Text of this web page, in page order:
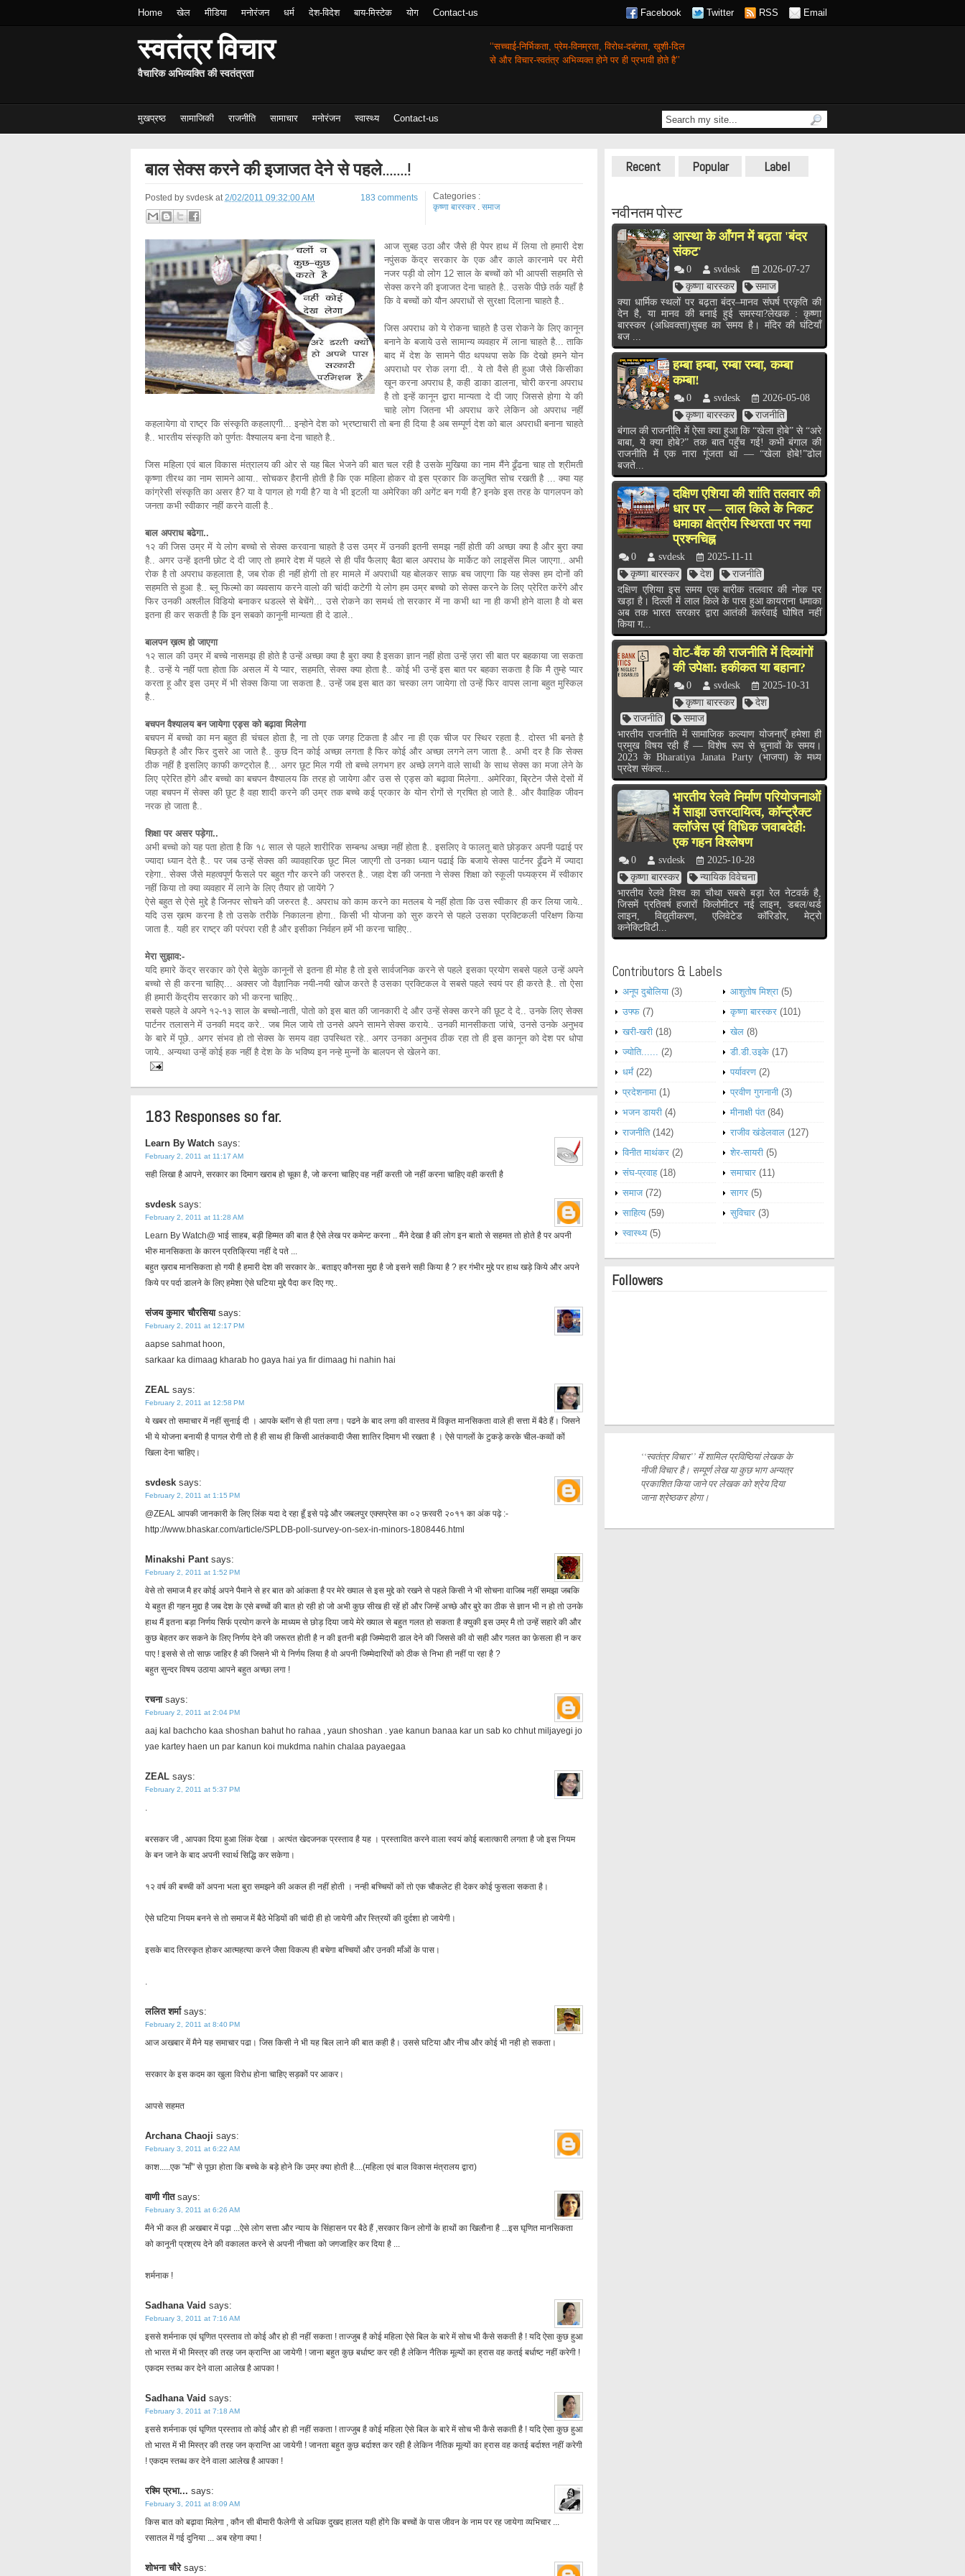
Home खेल मीडिया मनोरंजन धर्म देश-विदेश बाय-मिस्टेक योग Contact-us Facebook Twitter RSS Email
स्वतंत्र विचार
वैचारिक अभिव्यक्ति की स्वतंत्रता
‘‘सच्चाई-निर्भिकता, प्रेम-विनम्रता, विरोध-दबंगता,खुशी-दिल
से और विचार-स्वतंत्र अभिव्यक्त होने पर ही प्रभावी होते है’’
मुखप्रष्ठ सामाजिकी राजनीति सामाचार मनोरंजन स्वास्थ्य Contact-us
बाल सेक्स करने की इजाजत देने से पहले.......!
Posted by svdesk at2/02/2011 09:32:00 AM 183 comments
Categories :
कृष्णा बारस्कर. समाज
आज सुबह उठा और जैसे ही पेपर हाथ में लिया तो हमारी देश
नपुंसक केंद्र सरकार के एक और काले कारनामे पर मेरी
नजर पड़ी वो लोग 12 साल के बच्‍चों को भी आपसी सहमति से
सेक्‍स करने की इजाजत देना चाहते है.. उसके पीछे तर्क यहाँ है
कि वे बच्‍चों को यौन अपराधों से सुरक्षा दिलाना चाहते है..
जिस अपराध को ये रोकना चाहते है उस रोकने के लिए कानून
बनाने के बजाये उसे सामान्य व्यवहार में लाना चाहते है... ताकि
बाद में देश के सामने पीठ थपथपा सके कि देखो हमने योन
अपराधो पर रोक लगा दी.. ये तो वैसे ही हुआ जैसे किसीका
खून करना अपराध है, कही डाका डालना, चोरी करना अपराध
है तो इन्हें कानून द्वारा मान्यता दे दी जाए जिससे होगा ये की
चाहे लोग जितना भी अपराध करे लेकिन ओ अपराध नहीं
कहलायेगा वो राष्ट्र कि संस्कृति कहलाएगी... इन्होने देश को भ्रष्टाचारी तो बना ही दिया है अब सम्पूर्ण देश को बाल अपराधी बनाना चाहते
है.. भारतीय संस्कृति को पुर्णतः वैश्यालय बना देना चाहते है..
जिस महिला एवं बाल विकास मंत्रालय की ओर से यह बिल भेजने की बात चल रही है उसके मुखिया का नाम मैंने ढूँढना चाह तो श्रीमती
कृष्णा तीरथ का नाम सामने आया.. सोचकर हैरानी होती है कि एक महिला होकर वो इस प्रकार कि कलुषित सोच रखती है ... क्या यह
कांग्रेसी संस्कृति का असर है? या वे पागल हो गयी है? या वे भी इटली या अमेरिका की अगेंट बन गयी है? इनके इस तरह के पागलपन को
जनता कभी स्वीकार नहीं करने वाली है..
बाल अपराध बढेगा..
१२ की जिस उम्र में ये लोग बच्चो से सेक्स करवाना चाहते है उस उम्र में उनकी इतनी समझ नहीं होती की अच्छा क्या है और बुरा क्या
है.. अगर उन्हें इतनी छोट दे दी जाए तो हमारे देश में पहले से ही पाँव फैलाए बैठा बाल अपराध के मार्केट को लाइसेंस मिल जाएगा.. अभी
रोक है तो अपराध कहलाता है, जब रोक ही नहीं होगी तो हर मामले में अपराधी यह बोलकर साफ़ बच जाएगा कि यह सेक्स हम दोनों की
सहमति से हुआ है.. ब्लू फिल्मो का व्यवसाय करने वालो की चांदी कटेगी ये लोग हम उम्र बच्चो को सेक्स करने के लिए प्रेरित करेंगे और
फिर उनकी अश्लील विडियो बनाकर धडल्ले से बेचेंगे... उसे रोकने का समर्थ तो सरकार में ना कभी था ना ही कभी होने वाला है वो बस
इतना ही कर सकती है कि इन सबको कानूनी मान्यता ही दे डाले..
बालपन ख़त्म हो जाएगा
१२ साल की उम्र में बच्चे नासमझ ही होते है उन्हें अच्छा क्या है बुरा क्या है इसका ज्ञान नहीं होता उन्हें ज़रा सी बात पर बहकाया जा सकता
है.. उन्हें ये नहीं पता होता कि असल में ये प्यार, सहमति, सेक्स क्या होता है.. कोई भी उन्हें इस बात पर बहका सकता है कि मै तुम्हे प्यार
करता हू और इस उम्र में भी सेक्स किया जा सकता है.. उन्हें जब इस बात का चस्का लग जायेगा तो उन्हें फिर वापस लाना बहुत मुस्किल
है..
बचपन वैश्यालय बन जायेगा एड्स को बढ़ावा मिलेगा
बचपन में बच्चो का मन बहुत ही चंचल होता है, ना तो एक जगह टिकता है और ना ही एक चीज पर स्थिर रहता है.. दोस्त भी बनते है
बिछड़ते है और फिर दुसरे आ जाते है.. कुछ दिन कोई अच्छा लगता है फिर कोई और अच्छा लगने लग जाता है.. अभी दर है कि सेक्स
ठीक नहीं है इसलिए काफी कण्ट्रोल है... अगर छूट मिल गयी तो बच्चे लगभग हर अच्छे लगने वाले साथी के साथ सेक्स का मजा लेने के
लिए प्रेरित होंगे और बच्चो का बचपन वैश्यालय कि तरह हो जायेगा और उस से एड्स को बढ़ावा मिलेगा.. अमेरिका, ब्रिटेन जैसे देसों में
जहा बचपन में सेक्स की छूट है वहा शादी करने की उम्र तक बच्चे कई प्रकार के योन रोगों से ग्रषित हो जाते है.. और वैवाहिक जीवन
नरक हो जाता है..
शिक्षा पर असर पड़ेगा..
अभी बच्चो को यह पता होता है कि १८ साल से पहले शारीरिक सम्बन्ध अच्छा नहीं होता है.. इसलिए वे फालतू बाते छोड़कर अपनी पढाई पर
ज्यादा ध्यान देते है.. पर जब उन्हें सेक्स की व्यावहारिक छूट मिल जाएगी तो उनका ध्यान पढाई कि बजाये सेक्स पार्टनर ढूँढने में ज्यादा
रहेगा.. सेक्स जैसे महत्वपूर्ण फैसले पर बहुत गौर करने की जरुरत है.. जहा देश की जनता ने सेक्स शिक्षा को स्कूली पध्यक्रम में स्वीकार
नहीं किया तो क्या व्यवहार में लाने के लिए तैयार हो जायेंगे ?
ऐसे बहुत से ऐसे मुद्दे है जिनपर सोचने की जरुरत है.. अपराध को काम करने का मतलब ये नहीं होता कि उस स्वीकार ही कर लिया जाये..
यदि उस ख़त्म करना है तो उसके तरीके निकालना होगा.. किसी भी योजना को सुरु करने से पहले उसका प्रक्टिकली परिक्षण किया
जाता है.. यही हर राष्ट्र की परंपरा रही है और इसीका निर्वहन हमें भी करना चाहिए..
मेरा सुझाव:-
यदि हमारे केंद्र सरकार को ऐसे बेतुके कानूनों से इतना ही मोह है तो इसे सार्वजनिक करने से पहले इसका प्रयोग सबसे पहले उन्हें अपने
बच्चो से ही करना चाहिए... अक्सर जो वैज्ञानिक नयी-नयी खोज करते है उसका प्रक्टिकल वे सबसे पहले स्वयं पर ही करते है.. तो ऐसा
ही हमारी केंद्रीय सरकार को भी करना चाहिए..
सबसे पहले वे अपने १२-१३ साल के बच्चो-नाती, पोतो को इस बात की जानकारी दे और उन्हें सेक्स करने की छूट दे दे.. उनके लिए सेक्स
पार्टनर तलासने में उनकी मदद करे.. जब मिल जाये तो उनसे अपने सामने सेक्स कराये.. उनकी मानसीकता जांचे, उनसे उनके अनुभव
के बारे में पूछे.. अगर संभव हो तो सेक्स के समय वहा उपस्थित रहे.. अगर उनका अनुभव ठीक रहा तो ही इस कानून को देश पर धोपा
जाये.. अन्यथा उन्हें कोई हक नहीं है देश के के भविष्य इन नन्हे मुन्नों के बालपन से खेलने का.
183 Responses so far.
Learn By Watch says:
February 2, 2011 at 11:17 AM
सही लिखा है आपने, सरकार का दिमाग खराब हो चूका है, जो करना चाहिए वह नहीं करती जो नहीं करना चाहिए वही करती है
svdesk says:
February 2, 2011 at 11:28 AM
Learn By Watch@ भाई साहब, बड़ी हिम्मत की बात है ऐसे लेख पर कमेन्ट करना .. मैंने देखा है की लोग इन बातो से सहमत तो होते है पर अपनी
भीरु मानसिकता के कारन प्रतिक्रिया नहीं दे पते ...
बहुत ख़राब मानसिकता हो गयी है हमारी देश की सरकार के.. बताइए कौनसा मुद्दा है जो इसने सही किया है ? हर गंभीर मुद्दे पर हाथ खड़े किये और अपने
किये पर पर्दा डालने के लिए हमेशा ऐसे घटिया मुद्दे पैदा कर दिए गए..
संजय कुमार चौरसिया says:
February 2, 2011 at 12:17 PM
aapse sahmat hoon,
sarkaar ka dimaag kharab ho gaya hai ya fir dimaag hi nahin hai
ZEAL says:
February 2, 2011 at 12:58 PM
ये खबर तो समाचार में नहीं सुनाई दी । आपके ब्लॉग से ही पता लगा। पढने के बाद लगा की वास्तव में विकृत मानसिकता वाले ही सत्ता में बैठे हैं। जिसने
भी ये योजना बनायी है पागल रोगी तो है ही साथ ही किसी आतंकवादी जैसा शातिर दिमाग भी रखता है । ऐसे पागलों के टुकड़े करके चील-कव्वों कों
खिला देना चाहिए।
svdesk says:
February 2, 2011 at 1:15 PM
@ZEAL आपकी जानकारी के लिए लिंक यदा दे रहा हूँ इसे पढ़े और जबलपुर एक्सप्रेस का ०२ फ़रवरी २०११ का अंक पढ़े :-
http://www.bhaskar.com/article/SPLDB-poll-survey-on-sex-in-minors-1808446.html
Minakshi Pant says:
February 2, 2011 at 1:52 PM
वेसे तो समाज मै हर कोई अपने पैमाने से हर बात को आंकता है पर मेरे ख्याल से इस मुद्दे को रखने से पहले किसी ने भी सोचना वाजिब नहीं समझा जबकि
ये बहुत ही गहन मुद्दा है जब देश के एसे बच्चों की बात हो रही हो जो अभी कुछ सीख ही रहें हों और जिन्हें अच्छे और बुरे का ठीक से ज्ञान भी न हो तो उनके
हाथ मैं इतना बड़ा निर्णय सिर्फ प्रयोग करने के माध्यम से छोड़ दिया जाये मेरे ख्याल से बहुत गलत हो सकता है क्युकी इस उम्र मै तो उन्हें सहारे की और
कुछ बेहतर कर सकने के लिए निर्णय देने की जरूरत होती है न की इतनी बड़ी जिम्मेदारी डाल देने की जिससे की वो सही और गलत का फ़ेसला ही न कर
पाए ! इससे से तो साफ़ जाहिर है की जिसने भी ये निर्णय लिया है वो अपनी जिम्मेदारियों को ठीक से निभा ही नहीं पा रहा है ?
बहुत सुन्दर विषय उठाया आपने बहुत अच्छा लगा !
रचना says:
February 2, 2011 at 2:04 PM
aaj kal bachcho kaa shoshan bahut ho rahaa , yaun shoshan . yae kanun banaa kar un sab ko chhut miljayegi jo
yae kartey haen un par kanun koi mukdma nahin chalaa payaegaa
ZEAL says:
February 2, 2011 at 5:37 PM
.
बरसकर जी , आपका दिया हुआ लिंक देखा । अत्यंत खेदजनक प्रस्ताव है यह । प्रस्तावित करने वाला स्वयं कोई बलात्कारी लगता है जो इस नियम
के बन जाने के बाद अपनी स्वार्थ सिद्धि कर सकेगा।
१२ वर्ष की बच्ची कों अपना भला बुरा समझने की अकल ही नहीं होती । नन्ही बच्चियों कों तो एक चौकलेट ही देकर कोई फुसला सकता है।
ऐसे घटिया नियम बनने से तो समाज में बैठे भेडियों की चांदी ही हो जायेगी और स्त्रियों की दुर्दशा हो जायेगी।
इसके बाद तिरस्कृत होकर आत्महत्या करने जैसा विकल्प ही बचेगा बच्चियों और उनकी माँओं के पास।
.
ललित शर्मा says:
February 2, 2011 at 8:40 PM
आज अखबार में मैने यह समाचार पढा। जिस किसी ने भी यह बिल लाने की बात कही है। उससे घटिया और नीच और कोई भी नही हो सकता।
सरकार के इस कदम का खुला विरोध होना चाहिए सड़कों पर आकर।
आपसे सहमत
Archana Chaoji says:
February 3, 2011 at 6:22 AM
काश.....एक "माँ" से पूछा होता कि बच्चे के बड़े होने कि उम्र क्या होती है....(महिला एवं बाल विकास मंत्रालय द्वारा)
वाणी गीत says:
February 3, 2011 at 6:26 AM
मैंने भी कल ही अखबार में पढ़ा ...ऐसे लोग सत्ता और न्याय के सिंहासन पर बैठे हैं ,सरकार किन लोगों के हाथों का खिलौना है ...इस घृणित मानसिकता
को कानूनी प्रश्रय देने की वकालत करने से अपनी नीचता को जगजाहिर कर दिया है ...
शर्मनाक !
Sadhana Vaid says:
February 3, 2011 at 7:16 AM
इससे शर्मनाक एवं घृणित प्रस्ताव तो कोई और हो ही नहीं सकता ! ताज्जुब है कोई महिला ऐसे बिल के बारे में सोच भी कैसे सकती है ! यदि ऐसा कुछ हुआ
तो भारत में भी मिस्त्र की तरह जन क्रान्ति आ जायेगी ! जाना बहुत कुछ बर्धाष्ट कर रही है लेकिन नैतिक मूल्यों का ह्रास वह कतई बर्धाष्ट नहीं करेगी !
एकदम स्तब्ध कर देने वाला आलेख है आपका !
Sadhana Vaid says:
February 3, 2011 at 7:18 AM
इससे शर्मनाक एवं घृणित प्रस्ताव तो कोई और हो ही नहीं सकता ! ताज्जुब है कोई महिला ऐसे बिल के बारे में सोच भी कैसे सकती है ! यदि ऐसा कुछ हुआ
तो भारत में भी मिस्त्र की तरह जन क्रान्ति आ जायेगी ! जानता बहुत कुछ बर्दाश्त कर रही है लेकिन नैतिक मूल्यों का ह्रास वह कतई बर्दाश्त नहीं करेगी
! एकदम स्तब्ध कर देने वाला आलेख है आपका !
रश्मि प्रभा... says:
February 3, 2011 at 8:09 AM
किस बात को बढ़ावा मिलेगा , कौन सी बीमारी फैलेगी से अधिक दुखद हालत यही होंगे कि बच्चों के पास जीवन के नाम पर रह जायेगा व्यभिचार ...
रसातल में गई दुनिया ... अब रहेगा क्या !
शोभना चौरे says:
Recent Popular Label
नवीनतम पोस्ट
आस्था के आँगन में बढ़ता 'बंदर
संकट'
0 svdesk
2026-07-27
कृष्णा बारस्कर
समाज
क्या धार्मिक स्थलों पर बढ़ता बंदर–मानव संघर्ष प्रकृति की
देन है, या मानव की बनाई हुई समस्या?लेखक : कृष्णा
बारस्कर (अधिवक्ता)सुबह का समय है। मंदिर की घंटियाँ
बज ...
हम्बा हम्बा, रम्बा रम्बा, कम्बा
कम्बा!
0 svdesk
2026-05-08
कृष्णा बारस्कर
राजनीति
बंगाल की राजनीति में ऐसा क्या हुआ कि “खेला होबे” से “अरे
बाबा, ये क्या होबे?” तक बात पहुँच गई! कभी बंगाल की
राजनीति में एक नारा गूंजता था — “खेला होबे!”ढोल
बजते...
दक्षिण एशिया की शांति तलवार की
धार पर — लाल किले के निकट
धमाका क्षेत्रीय स्थिरता पर नया
प्रश्नचिह्न
0 svdesk
2025-11-11
कृष्णा बारस्कर
देश
राजनीति
दक्षिण एशिया इस समय एक बारीक तलवार की नोक पर
खड़ा है। दिल्ली में लाल किले के पास हुआ कायराना धमाका
अब तक भारत सरकार द्वारा आतंकी कार्रवाई घोषित नहीं
किया ग...
वोट-बैंक की राजनीति में दिव्यांगों
की उपेक्षा: हकीकत या बहाना?
0 svdesk
2025-10-31
कृष्णा बारस्कर
देश
राजनीति
समाज
भारतीय राजनीति में सामाजिक कल्याण योजनाएँ हमेशा ही
प्रमुख विषय रही हैं — विशेष रूप से चुनावों के समय।
2023 के Bharatiya Janata Party (भाजपा) के मध्य
प्रदेश संकल...
भारतीय रेलवे निर्माण परियोजनाओं
में साझा उत्तरदायित्व, कॉन्ट्रैक्ट
क्लॉजेस एवं विधिक जवाबदेही:
एक गहन विश्लेषण
0 svdesk
2025-10-28
कृष्णा बारस्कर
न्यायिक विवेचना
भारतीय रेलवे विश्व का चौथा सबसे बड़ा रेल नेटवर्क है,
जिसमें प्रतिवर्ष हजारों किलोमीटर नई लाइन, डबल/थर्ड
लाइन, विद्युतीकरण, एलिवेटेड कॉरिडोर, मेट्रो
कनेक्टिविटी...
Contributors & Labels
अनूप दुबोलिया (3) आशुतोष मिश्रा (5)
उफ्फ (7) कृष्णा बारस्कर (101)
खरी-खरी (18) खेल (8)
ज्योति...... (2) डी.डी.उइके (17)
धर्मं (22) पर्यावरण (2)
प्रदेशनामा (1) प्रवीण गुगनानी (3)
भजन डायरी (4) मीनाक्षी पंत (84)
राजनीति (142) राजीव खंडेलवाल (127)
विनीत माथंकर (2) शेर-सायरी (5)
संघ-प्रवाह (18) समाचार (11)
समाज (72) सागर (5)
साहित्य (59) सुविचार (3)
स्वास्थ्य (5)
Followers
‘‘स्वतंत्र विचार’’ में शामिल प्रविष्ठियां लेखक के
नीजी विचार है। सम्पूर्ण लेख या कुछ भाग अन्यत्र
प्रकाशितकिया जाने पर लेखक को श्रेय दिया
जाना श्रेष्ठकर होगा।